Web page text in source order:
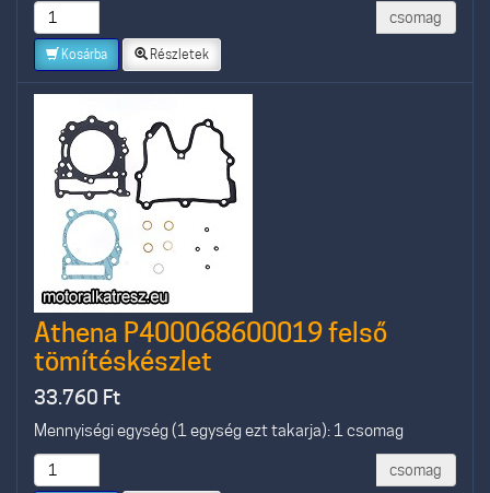
csomag
Kosárba Részletek
Athena P400068600019 felső
tömítéskészlet
33.760 Ft
Mennyiségi egység (1 egység ezt takarja): 1 csomag
csomag